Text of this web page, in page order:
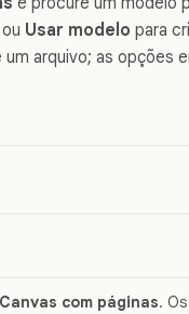
ou Usar modelo para
arquivo; as opções
Canvas com páginas.